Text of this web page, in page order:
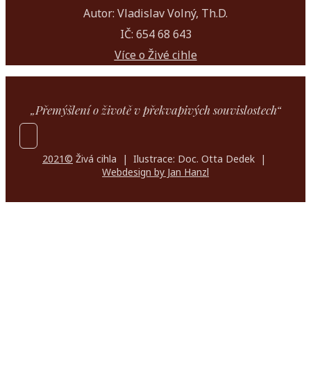
Autor: Vladislav Volný, Th.D.
IČ: 654 68 643
Více o Živé cihle
„Přemýšlení o životě v překvapivých souvislostech“
2021© Živá cihla | Ilustrace: Doc. Otta Dedek |
Webdesign by Jan Hanzl